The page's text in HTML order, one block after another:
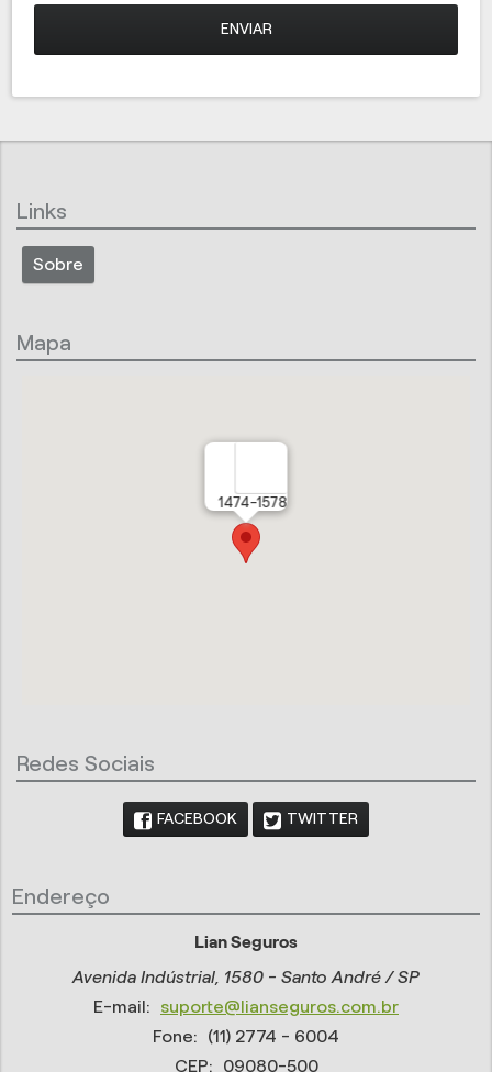
ENVIAR
Links
Sobre
Mapa
1474-1578
Redes Sociais
FACEBOOK TWITTER
Endereço
Lian Seguros
Avenida Indústrial, 1580 - Santo André / SP
E-mail:
suporte@lianseguros.com.br
Fone:
(11) 2774 - 6004
CEP:
09080-500